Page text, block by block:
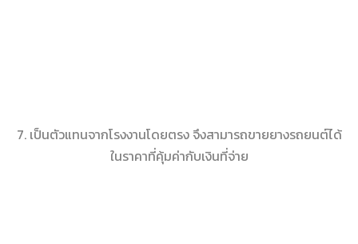
7. เป็นตัวแทนจากโรงงานโดยตรง จึงสามารถขายยางรถยนต์ได้
ในราคาที่คุ้มค่ากับเงินที่จ่าย